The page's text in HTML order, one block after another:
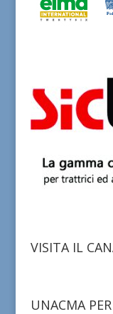
VISITA IL
UNACMA